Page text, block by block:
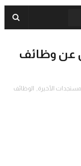
عن وظائف
الأخيرة,
الوظائف